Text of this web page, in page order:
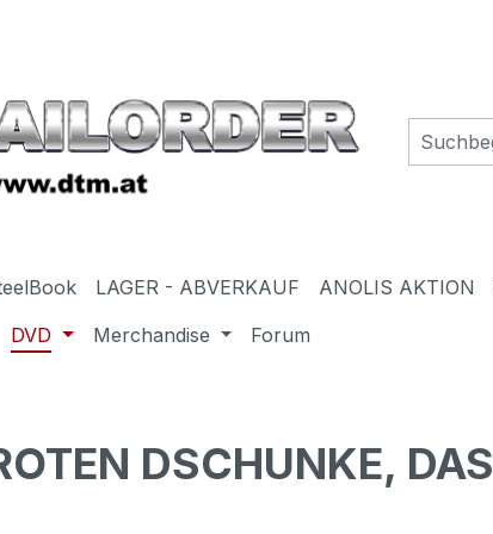
LAGER - ABVERKAUF ANOLIS AKTION
DVD Merchandise Forum
DSCHUNKE, DAS